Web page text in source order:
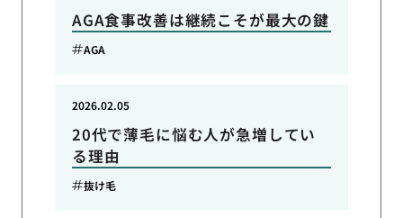
AGA食事改善は継続こそが最大の鍵
AGA
20代で薄毛に悩む人が急増してい
る理由
2026.02.05
抜け毛